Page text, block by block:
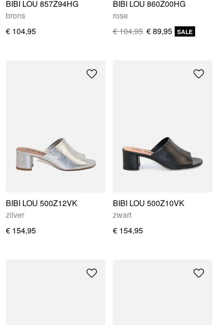
BIBI LOU 857Z94HG
brons
€ 104,95
BIBI LOU 860Z00HG
rose
€ 104,95 € 89,95 SALE
BIBI LOU 500Z12VK
zilver
€ 154,95
BIBI LOU 500Z10VK
zwart
€ 154,95